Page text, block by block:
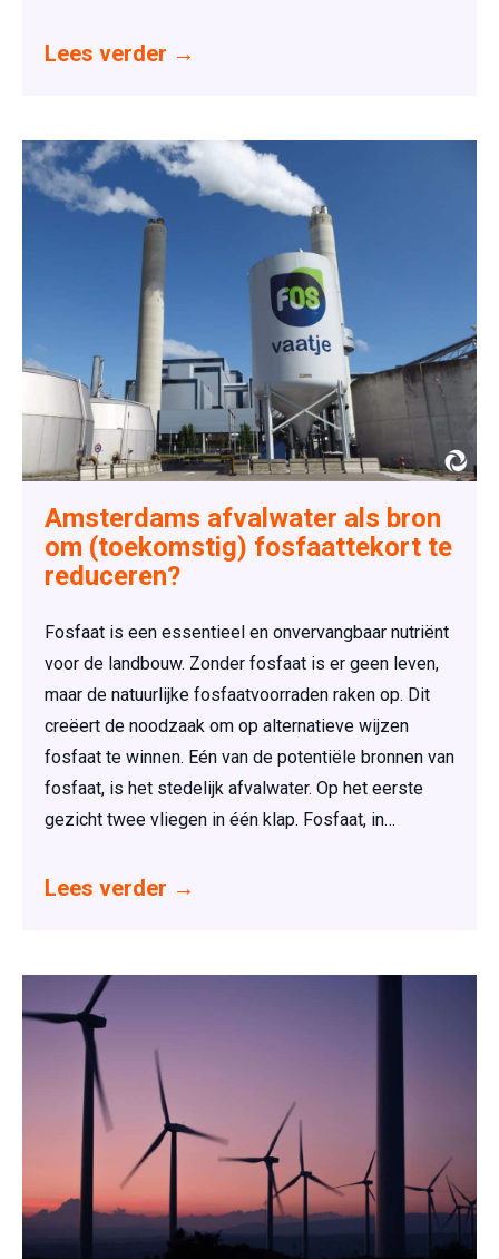
Lees verder →
Amsterdams afvalwater als bron
om (toekomstig) fosfaattekort te
reduceren?
Fosfaat is een essentieel en onvervangbaar nutriënt
voor de landbouw. Zonder fosfaat is er geen leven,
maar de natuurlijke fosfaatvoorraden raken op. Dit
creëert de noodzaak om op alternatieve wijzen
fosfaat te winnen. Eén van de potentiële bronnen van
fosfaat, is het stedelijk afvalwater. Op het eerste
gezicht twee vliegen in één klap. Fosfaat, in…
Lees verder →